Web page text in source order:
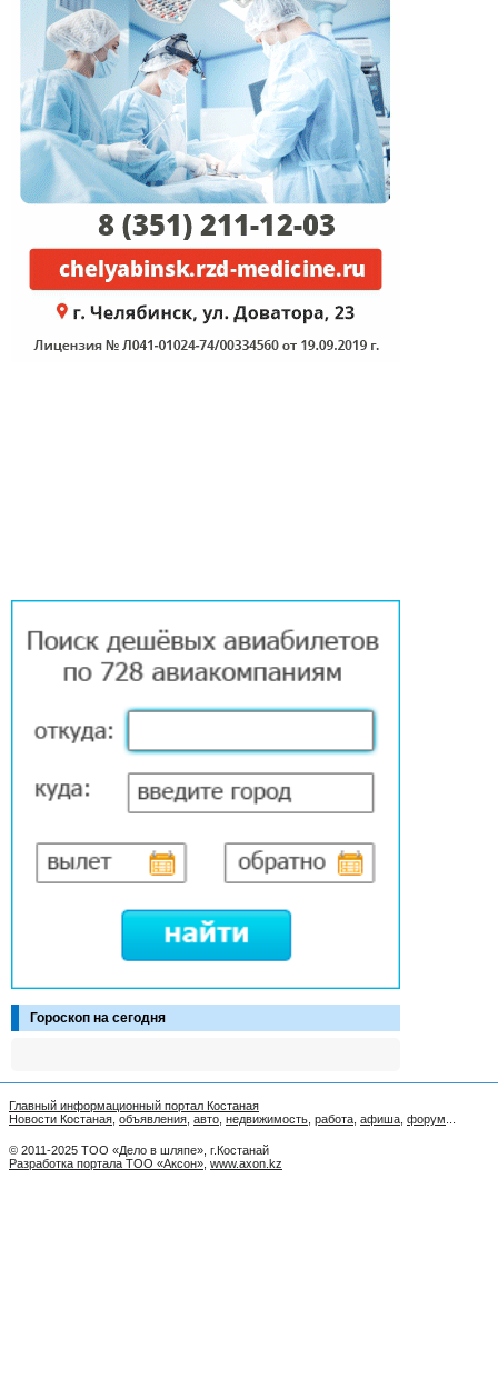
Гороскоп на сегодня
Главный информационный портал Костаная
Новости Костаная объявления авто недвижимость работа афиша форум
© 2011-2025 ТОО «Дело в шляпе», г.Костанай
Разработка портала ТОО «Аксон» www.axon.kz